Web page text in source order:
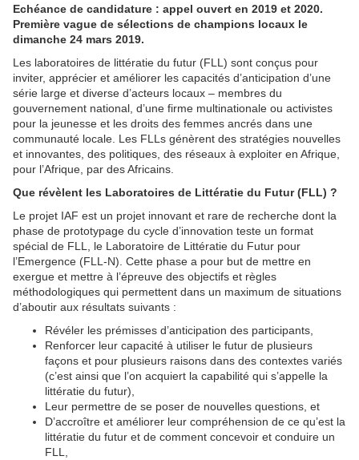
Echéance de candidature : appel ouvert en 2019 et 2020.
Première vague de sélections de champions locaux le
dimanche 24 mars 2019.
Les laboratoires de littératie du futur (FLL) sont conçus pour
inviter, apprécier et améliorer les capacités d’anticipation d’une
série large et diverse d’acteurs locaux – membres du
gouvernement national, d’une firme multinationale ou activistes
pour la jeunesse et les droits des femmes ancrés dans une
communauté locale. Les FLLs génèrent des stratégies nouvelles
et innovantes, des politiques, des réseaux à exploiter en Afrique,
pour l’Afrique, par des Africains.
Que révèlent les Laboratoires de Littératie du Futur (FLL) ?
Le projet IAF est un projet innovant et rare de recherche dont la
phase de prototypage du cycle d’innovation teste un format
spécial de FLL, le Laboratoire de Littératie du Futur pour
l’Emergence (FLL-N). Cette phase a pour but de mettre en
exergue et mettre à l’épreuve des objectifs et règles
méthodologiques qui permettent dans un maximum de situations
d’aboutir aux résultats suivants :
Révéler les prémisses d’anticipation des participants,
Renforcer leur capacité à utiliser le futur de plusieurs
façons et pour plusieurs raisons dans des contextes variés
(c’est ainsi que l’on acquiert la capabilité qui s’appelle la
littératie du futur),
Leur permettre de se poser de nouvelles questions, et
D’accroître et améliorer leur compréhension de ce qu’est la
littératie du futur et de comment concevoir et conduire un
FLL,